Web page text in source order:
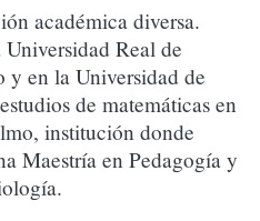
académica diversa.
Real de
y en la Universidad de
de matemáticas en
institución donde
Maestría en Pedagogía y